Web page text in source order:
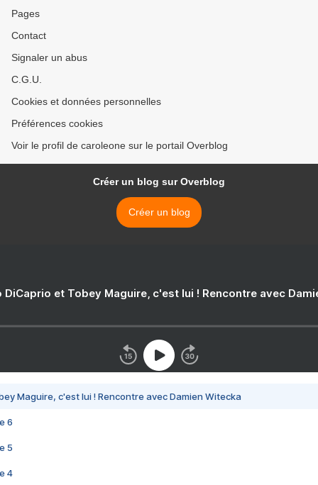
Pages
Contact
Signaler un abus
C.G.U.
Cookies et données personnelles
Préférences cookies
Voir le profil de caroleone sur le portail Overblog
Créer un blog sur Overblog
Créer un blog
DiCaprio et Tobey Maguire, c'est lui ! Rencontre avec
Maguire, c'est lui ! Rencontre avec Damien Witecka
6
5
4